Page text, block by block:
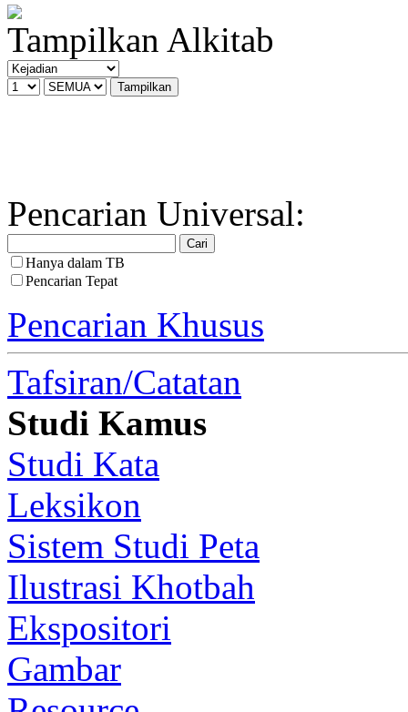
Tampilkan Alkitab
Pencarian Universal:
Hanya dalam TB
Pencarian Tepat
Pencarian Khusus
Tafsiran/Catatan
Studi Kamus
Studi Kata
Leksikon
Sistem Studi Peta
Ilustrasi Khotbah
Ekspositori
Gambar